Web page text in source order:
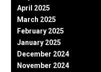
April 2025
March 2025
February 2025
January 2025
December 2024
November 2024